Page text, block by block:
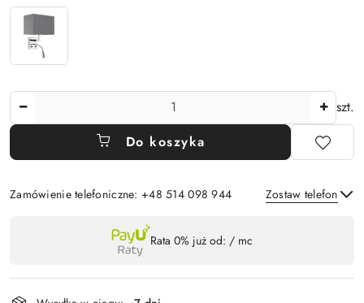
szt.
Do koszyka
Zamówienie telefoniczne: +48 514 098 944 Zostaw telefon
płatność
i
Rata 0% już od: / mc